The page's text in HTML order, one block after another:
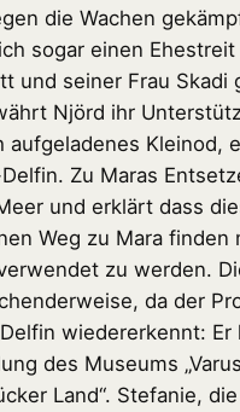
die Wachen
sogar einen
und seiner Frau Skadi
Njörd ihr
aufgeladenes Kleinod,
Zu Maras
und erklärt dass
Weg zu Mara finden
zu werden.
da der
wiedererkennt: Er
des Museums
Land“. Stefanie,